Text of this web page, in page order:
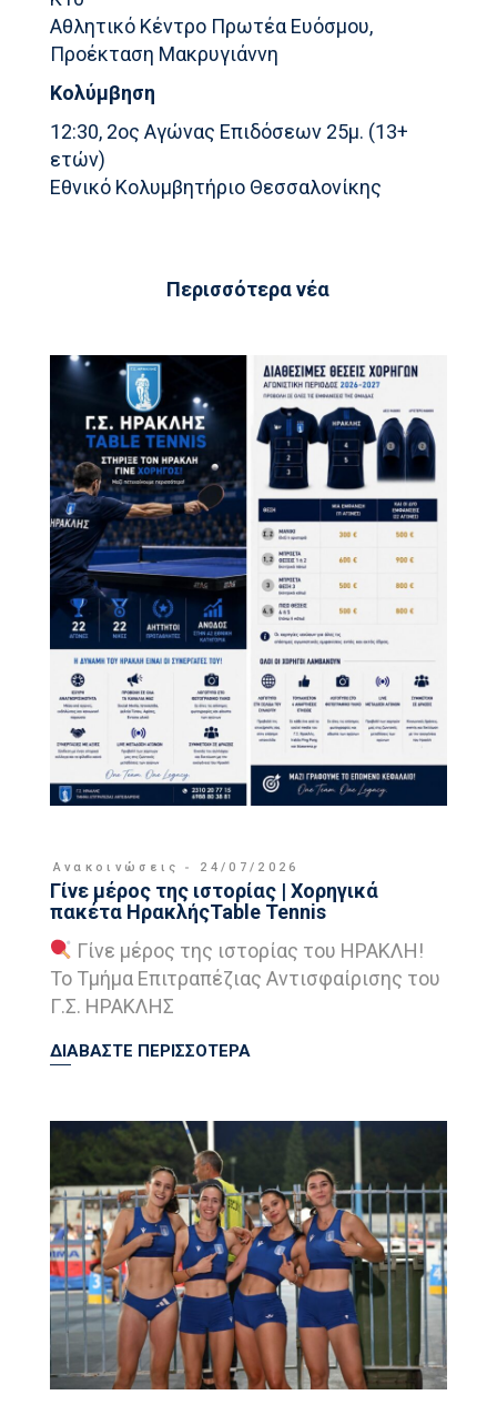
Αθλητικό Κέντρο Πρωτέα Ευόσμου,
Προέκταση Μακρυγιάννη
Κολύμβηση
12:30, 2ος Αγώνας Επιδόσεων 25μ. (13+
ετών)
Εθνικό Κολυμβητήριο Θεσσαλονίκης
Περισσότερα νέα
Ανακοινώσεις 24/07/2026
Γίνε μέρος της ιστορίας | Χορηγικά
πακέτα ΗρακλήςTable Tennis
Γίνε μέρος της ιστορίας του ΗΡΑΚΛΗ!
Το Τμήμα Επιτραπέζιας Αντισφαίρισης του
Γ.Σ. ΗΡΑΚΛΗΣ
ΔΙΑΒΑΣΤΕ ΠΕΡΙΣΣΟΤΕΡΑ